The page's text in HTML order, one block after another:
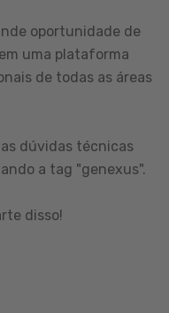
oportunidade de
uma plataforma
de todas as áreas
dúvidas técnicas
a tag "genexus".
disso!